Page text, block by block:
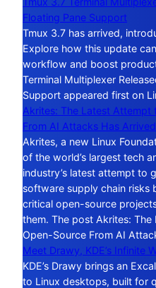
Floating Pane Support
Tmux 3.7 has arrived,
Explore how this update
workflow and boost
Terminal Multiplexer
Support appeared first on
Akrites: The Latest
From AI Attacks Has Arrived
Akrites, a new Linux
of the world’s largest tech
industry’s latest attempt to
software supply chain risks
critical open-source
them. The post Akrites:
Open-Source From AI
Meet Drawy, KDE’s Infinite
KDE’s Drawy brings an
to Linux desktops, built for